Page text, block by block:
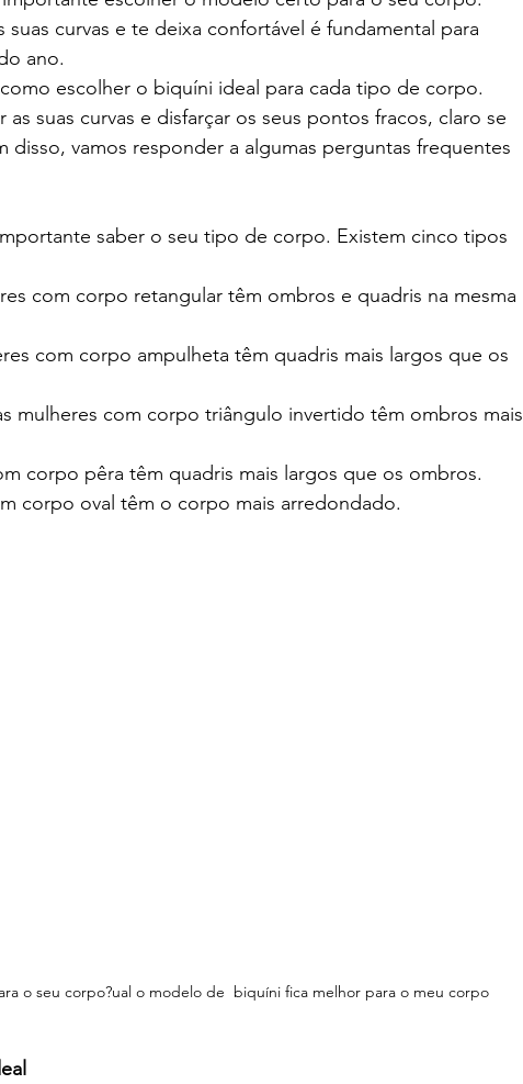
curvas e te deixa confortável é fundamental para
ano.
escolher o biquíni ideal para cada tipo de corpo.
as suas curvas e disfarçar os seus pontos fracos, claro se
disso, vamos responder a algumas perguntas frequentes
saber o seu tipo de corpo. Existem cinco tipos
com corpo retangular têm ombros e quadris na mesma
com corpo ampulheta têm quadris mais largos que os
mulheres com corpo triângulo invertido têm ombros mais
corpo pêra têm quadris mais largos que os ombros.
corpo oval têm o corpo mais arredondado.
o seu corpo?ual o modelo de  biquíni fica melhor para o meu corpo